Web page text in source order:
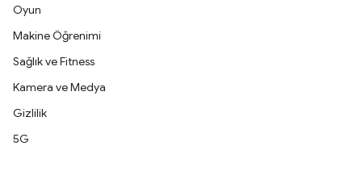
Oyun
Makine Öğrenimi
Sağlık ve Fitness
Kamera ve Medya
Gizlilik
5G